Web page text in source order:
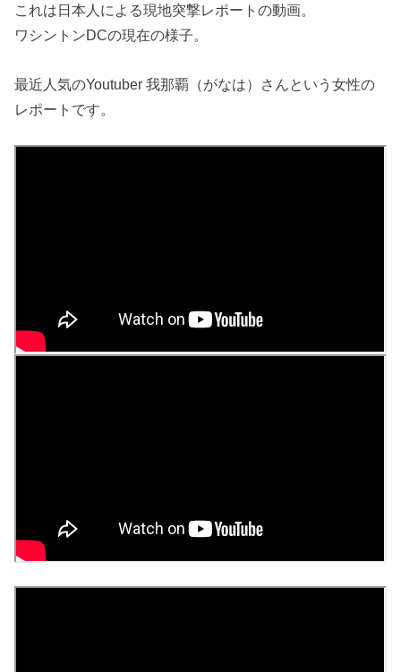
これは日本人による現地突撃レポートの動画。
ワシントンDCの現在の様子。
最近人気のYoutuber 我那覇（がなは）さんという女性の
レポートです。